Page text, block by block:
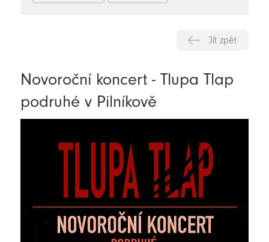
Jít zpět
Novoroční koncert - Tlupa Tlap
podruhé v Pilníkově